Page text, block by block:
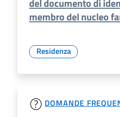
del documento di
membro del nucleo
Residenza
DOMANDE